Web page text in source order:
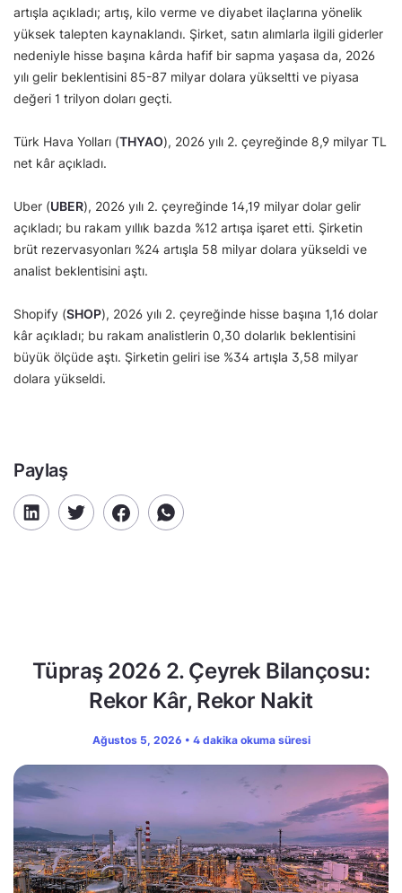
artışla açıkladı; artış, kilo verme ve diyabet ilaçlarına yönelik
yüksek talepten kaynaklandı. Şirket, satın alımlarla ilgili giderler
nedeniyle hisse başına kârda hafif bir sapma yaşasa da, 2026
yılı gelir beklentisini 85-87 milyar dolara yükseltti ve piyasa
değeri 1 trilyon doları geçti.
Türk Hava Yolları (THYAO), 2026 yılı 2. çeyreğinde 8,9 milyar TL
net kâr açıkladı.
Uber (UBER), 2026 yılı 2. çeyreğinde 14,19 milyar dolar gelir
açıkladı; bu rakam yıllık bazda %12 artışa işaret etti. Şirketin
brüt rezervasyonları %24 artışla 58 milyar dolara yükseldi ve
analist beklentisini aştı.
Shopify (SHOP), 2026 yılı 2. çeyreğinde hisse başına 1,16 dolar
kâr açıkladı; bu rakam analistlerin 0,30 dolarlık beklentisini
büyük ölçüde aştı. Şirketin geliri ise %34 artışla 3,58 milyar
dolara yükseldi.
Paylaş
Tüpraş 2026 2. Çeyrek Bilançosu:
Rekor Kâr, Rekor Nakit
Ağustos 5, 2026 • 4 dakika okuma süresi